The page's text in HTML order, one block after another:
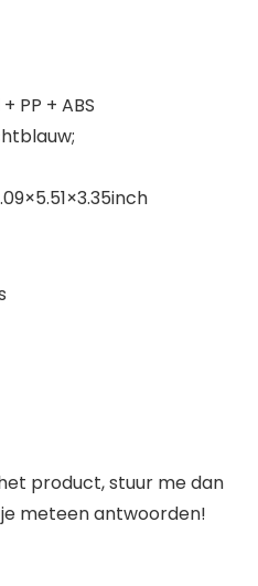
PP + ABS
product, stuur me dan
meteen antwoorden!